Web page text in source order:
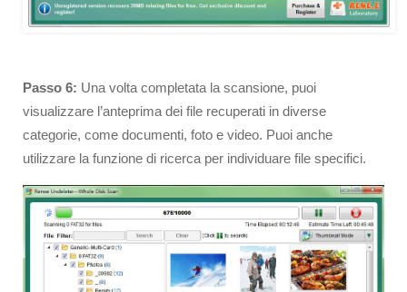
Passo 6: Una volta completata la scansione, puoi
visualizzare l’anteprima dei file recuperati in diverse
categorie, come documenti, foto e video. Puoi anche
utilizzare la funzione di ricerca per individuare file specifici.